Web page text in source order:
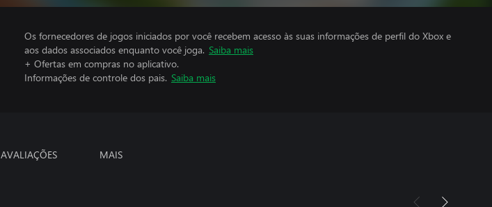
Os fornecedores de jogos iniciados por você recebem acesso às suas informações de perfil do Xbox e
aos dados associados enquanto você joga. Saiba mais
+ Ofertas em compras no aplicativo.
Informações de controle dos pais. Saiba mais
AVALIAÇÕES MAIS